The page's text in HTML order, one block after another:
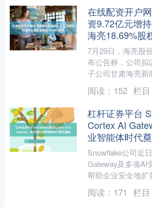
在线配资开户
资9.72亿元增
海亮18.69%股
7月29日，海亮股
布公告称，公司拟
子公司甘肃海亮新
18.6916%的股权
对该子....
阅读： 152 栏目
杠杆证券平台
Cortex AI
业智能体时代
Snowflake公司近
Gateway及多项AI
帮助企业安全地扩
统。这些新举措通
阅读： 171 栏目